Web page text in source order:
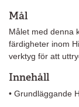
Mål
Målet med denna
färdigheter inom
verktyg för att
Innehåll
• Grundläggande